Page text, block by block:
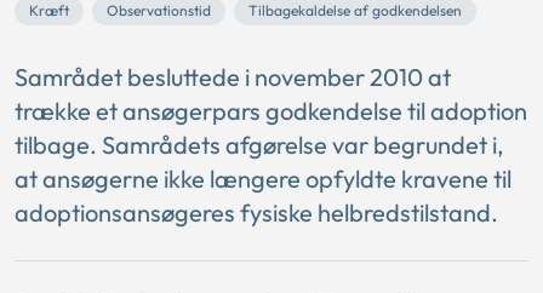
Kræft Observationstid Tilbagekaldelse af godkendelsen
Samrådet besluttede i november 2010 at
trække et ansøgerpars godkendelse til adoption
tilbage. Samrådets afgørelse var begrundet i,
at ansøgerne ikke længere opfyldte kravene til
adoptionsansøgeres fysiske helbredstilstand.